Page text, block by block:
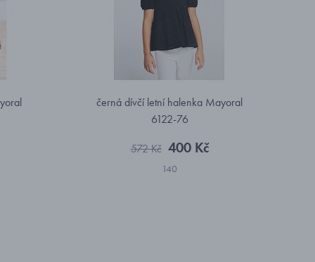
černá dívčí letní halenka Mayoral
6122-76
572 Kč 400 Kč
140